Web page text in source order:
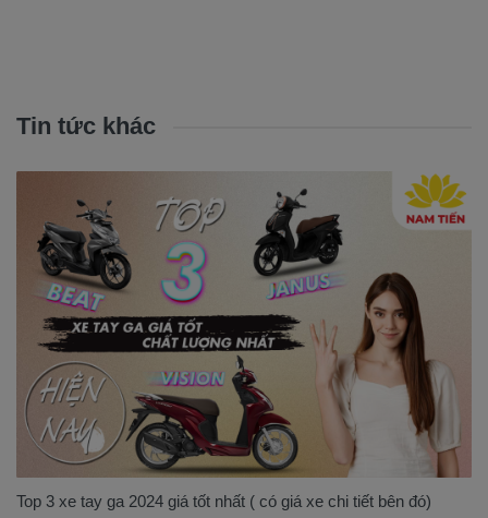
Tin tức khác
Top 3 xe tay ga 2024 giá tốt nhất ( có giá xe chi tiết bên đó)